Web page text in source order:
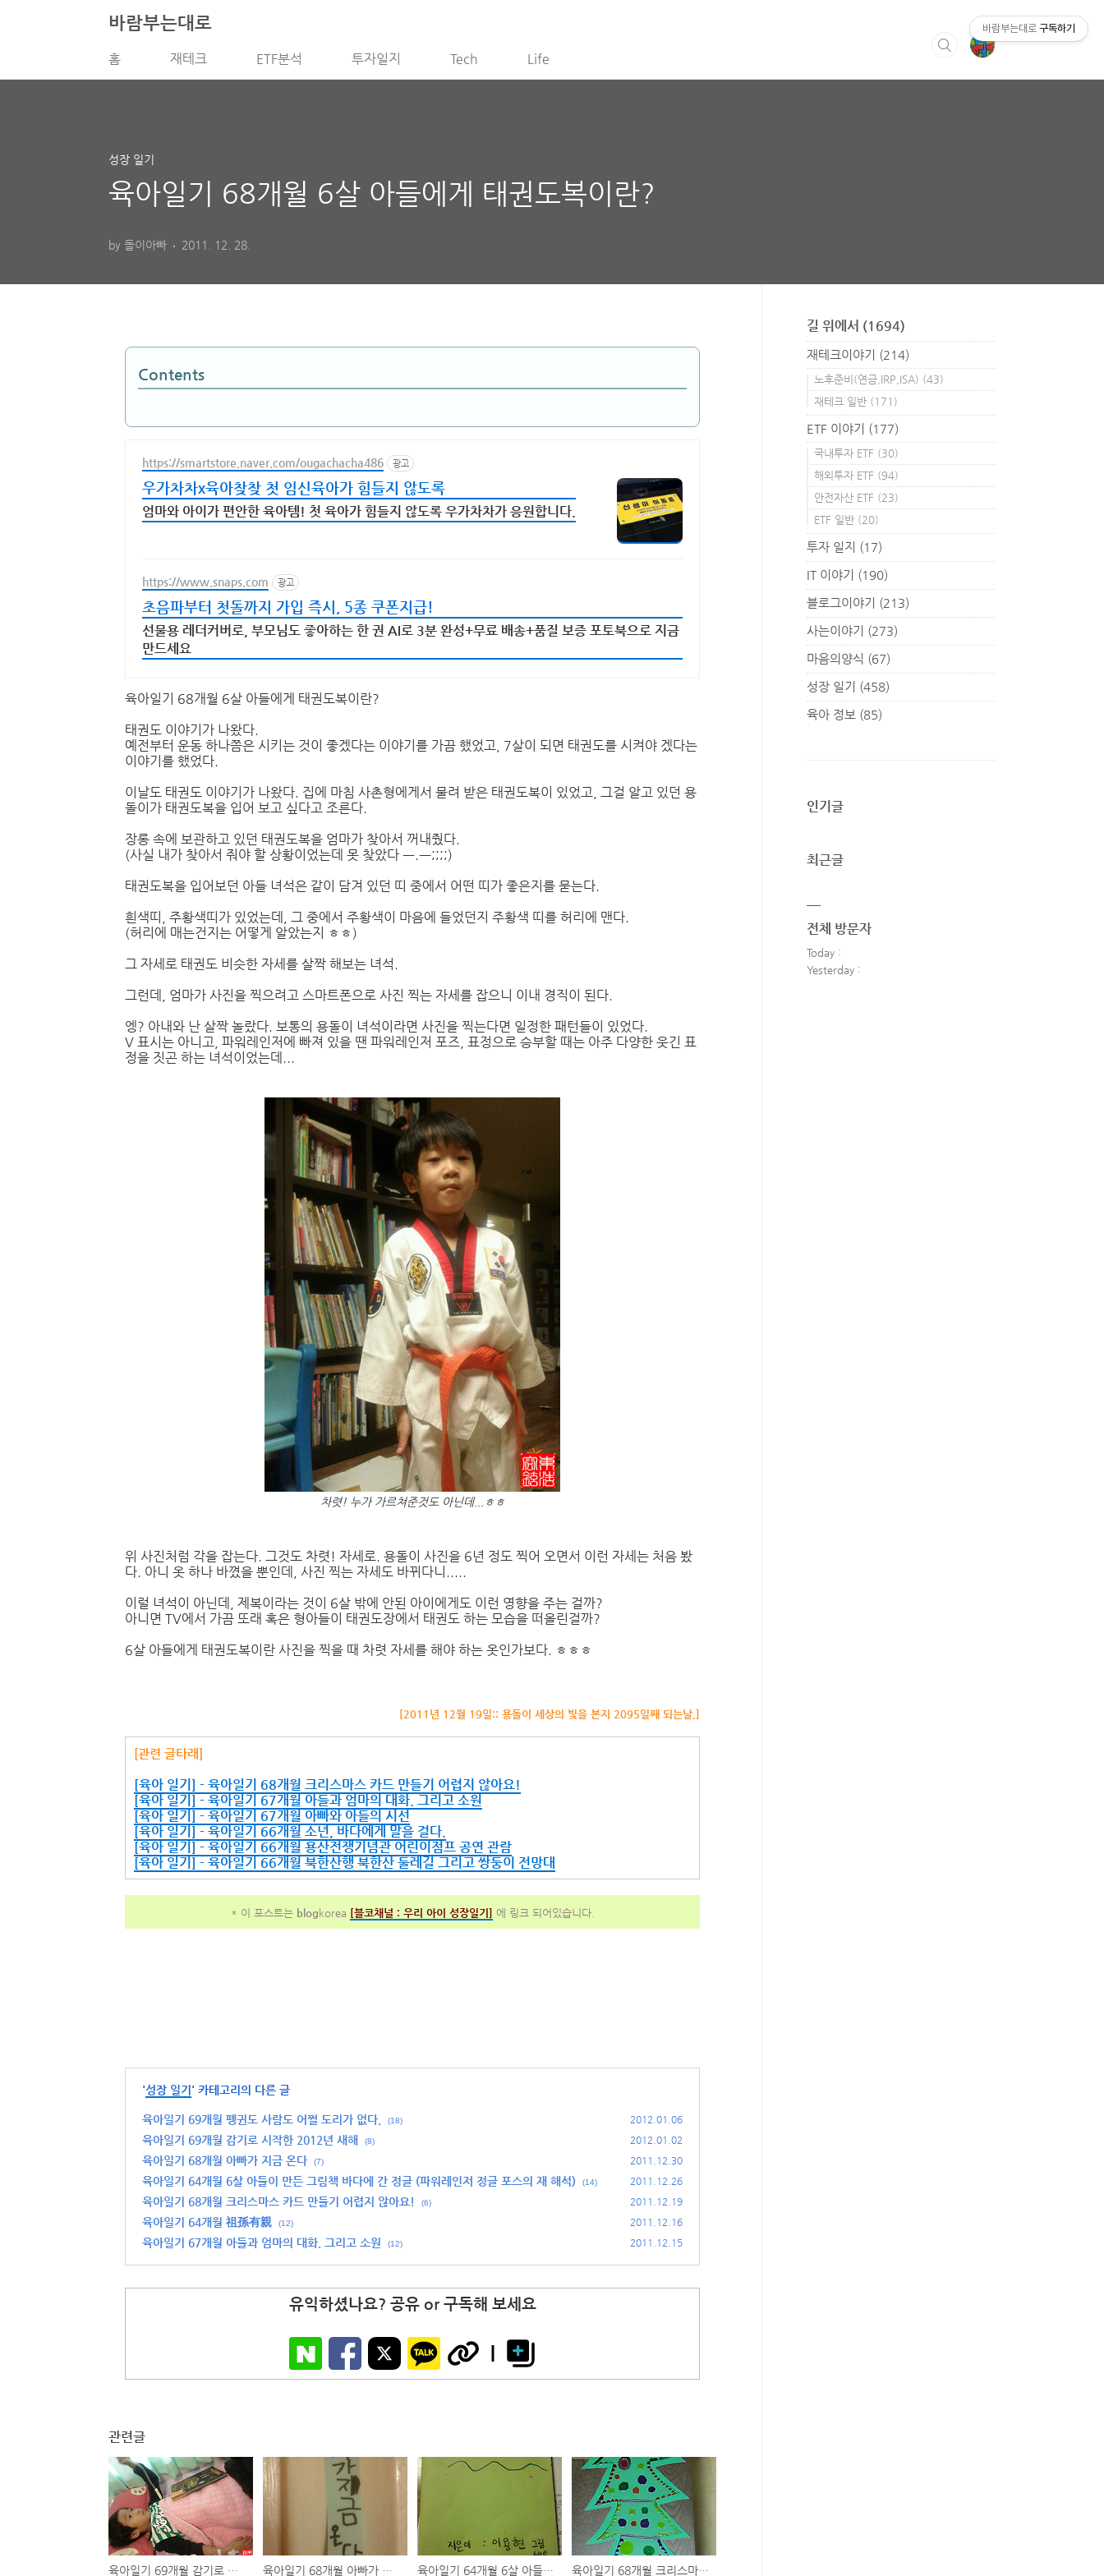
바람부는대로
홈 재테크 ETF분석 투자일지 Tech Life
성장 일기
육아일기 68개월 6살 아들에게 태권도복이란?
by 돌이아빠 2011. 12. 28.
Contents
https://smartstore.naver.com/ougachacha486 광고
우가차차x육아찾찾 첫 임신육아가 힘들지 않도록
엄마와 아이가 편안한 육아템! 첫 육아가 힘들지 않도록 우가차차가 응원합니다.
https://www.snaps.com 광고
초음파부터 첫돌까지 가입 즉시, 5종 쿠폰지급!
선물용 레더커버로, 부모님도 좋아하는 한 권 AI로 3분 완성+무료 배송+품질 보증 포토북으로 지금
만드세요
육아일기 68개월 6살 아들에게 태권도복이란?
태권도 이야기가 나왔다.
예전부터 운동 하나쯤은 시키는 것이 좋겠다는 이야기를 가끔 했었고, 7살이 되면 태권도를 시켜야 겠다는
이야기를 했었다.
이날도 태권도 이야기가 나왔다. 집에 마침 사촌형에게서 물려 받은 태권도복이 있었고, 그걸 알고 있던 용
돌이가 태권도복을 입어 보고 싶다고 조른다.
장롱 속에 보관하고 있던 태권도복을 엄마가 찾아서 꺼내줬다.
(사실 내가 찾아서 줘야 할 상황이었는데 못 찾았다 ㅡ.ㅡ;;;;)
태권도복을 입어보던 아들 녀석은 같이 담겨 있던 띠 중에서 어떤 띠가 좋은지를 묻는다.
흰색띠, 주황색띠가 있었는데, 그 중에서 주황색이 마음에 들었던지 주황색 띠를 허리에 맨다.
(허리에 매는건지는 어떻게 알았는지 ㅎㅎ)
그 자세로 태권도 비슷한 자세를 살짝 해보는 녀석.
그런데, 엄마가 사진을 찍으려고 스마트폰으로 사진 찍는 자세를 잡으니 이내 경직이 된다.
엥? 아내와 난 살짝 놀랐다. 보통의 용돌이 녀석이라면 사진을 찍는다면 일정한 패턴들이 있었다.
V 표시는 아니고, 파워레인저에 빠져 있을 땐 파워레인저 포즈, 표정으로 승부할 때는 아주 다양한 웃긴 표
정을 짓곤 하는 녀석이었는데...
차렷! 누가 가르쳐준것도 아닌데...ㅎㅎ
위 사진처럼 각을 잡는다. 그것도 차렷! 자세로. 용돌이 사진을 6년 정도 찍어 오면서 이런 자세는 처음 봤
다. 아니 옷 하나 바꼈을 뿐인데, 사진 찍는 자세도 바뀌다니.....
이럴 녀석이 아닌데, 제복이라는 것이 6살 밖에 안된 아이에게도 이런 영향을 주는 걸까?
아니면 TV에서 가끔 또래 혹은 형아들이 태권도장에서 태권도 하는 모습을 떠올린걸까?
6살 아들에게 태권도복이란 사진을 찍을 때 차렷 자세를 해야 하는 옷인가보다. ㅎㅎㅎ
[2011년 12월 19일:: 용돌이 세상의 빛을 본지 2095일째 되는날.]
[관련 글타래]
[육아 일기] - 육아일기 68개월 크리스마스 카드 만들기 어렵지 않아요!
[육아 일기] - 육아일기 67개월 아들과 엄마의 대화. 그리고 소원
[육아 일기] - 육아일기 67개월 아빠와 아들의 시선
[육아 일기] - 육아일기 66개월 소년, 바다에게 말을 걸다.
[육아 일기] - 육아일기 66개월 용산전쟁기념관 어린이점프 공연 관람
[육아 일기] - 육아일기 66개월 북한산행 북한산 둘레길 그리고 쌍둥이 전망대
* 이 포스트는 blog korea [블코채널 : 우리 아이 성장일기] 에 링크 되어있습니다.
'성장 일기 ' 카테고리의 다른 글
육아일기 69개월 펭귄도 사람도 어쩔 도리가 없다. (18) 2012.01.06
육아일기 69개월 감기로 시작한 2012년 새해 (8) 2012.01.02
육아일기 68개월 아빠가 지금 온다 (7) 2011.12.30
육아일기 64개월 6살 아들이 만든 그림책 바다에 간 정글 (파워레인저 정글 포스의 재 해석) (14) 2011.12.26
육아일기 68개월 크리스마스 카드 만들기 어렵지 않아요! (6) 2011.12.19
육아일기 64개월 祖孫有親 (12) 2011.12.16
육아일기 67개월 아들과 엄마의 대화. 그리고 소원 (12) 2011.12.15
유익하셨나요? 공유 or 구독해 보세요
관련글
육아일기 69개월 감기로 시작한 2012년 새해 육아일기 68개월 아빠가 지금 온다 육아일기 64개월 6살 아들이 만든 그림책 바다에 간 정글 (파워레인저 정글 포스의 재 해석) 육아일기 68개월 크리스마스 카드 만들기 어렵지 않아요!
길 위에서 (1694)
재테크이야기 (214)
노후준비(연금,IRP,ISA) (43)
재테크 일반 (171)
ETF 이야기 (177)
국내투자 ETF (30)
해외투자 ETF (94)
안전자산 ETF (23)
ETF 일반 (20)
투자 일지 (17)
IT 이야기 (190)
블로그이야기 (213)
사는이야기 (273)
마음의양식 (67)
성장 일기 (458)
육아 정보 (85)
인기글
최근글
전체 방문자
Today :
Yesterday :
바람부는대로 구독하기